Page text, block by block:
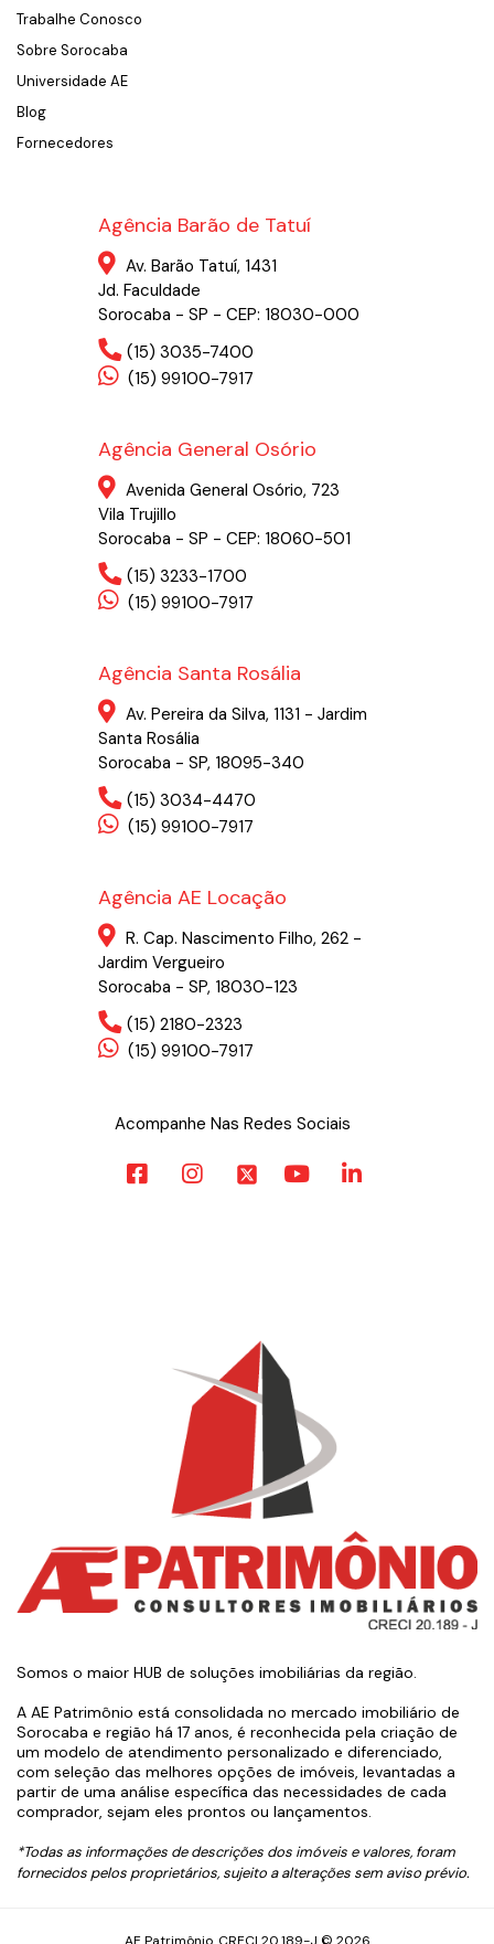
Trabalhe Conosco
Sobre Sorocaba
Universidade AE
Blog
Fornecedores
Agência Barão de Tatuí
Av. Barão Tatuí, 1431
Jd. Faculdade
Sorocaba - SP - CEP: 18030-000
(15) 3035-7400
(15) 99100-7917
Agência General Osório
Avenida General Osório, 723
Vila Trujillo
Sorocaba - SP - CEP: 18060-501
(15) 3233-1700
(15) 99100-7917
Agência Santa Rosália
Av. Pereira da Silva, 1131 - Jardim
Santa Rosália
Sorocaba - SP, 18095-340
(15) 3034-4470
(15) 99100-7917
Agência AE Locação
R. Cap. Nascimento Filho, 262 -
Jardim Vergueiro
Sorocaba - SP, 18030-123
(15) 2180-2323
(15) 99100-7917
Acompanhe Nas Redes Sociais
Somos o maior HUB de soluções imobiliárias da região.
A AE Patrimônio está consolidada no mercado imobiliário de
Sorocaba e região há 17 anos, é reconhecida pela criação de
um modelo de atendimento personalizado e diferenciado,
com seleção das melhores opções de imóveis, levantadas a
partir de uma análise específica das necessidades de cada
comprador, sejam eles prontos ou lançamentos.
*Todas as informações de descrições dos imóveis e valores, foram
fornecidos pelos proprietários, sujeito a alterações sem aviso prévio.
AE Patrimônio. CRECI 20.189-J © 2026